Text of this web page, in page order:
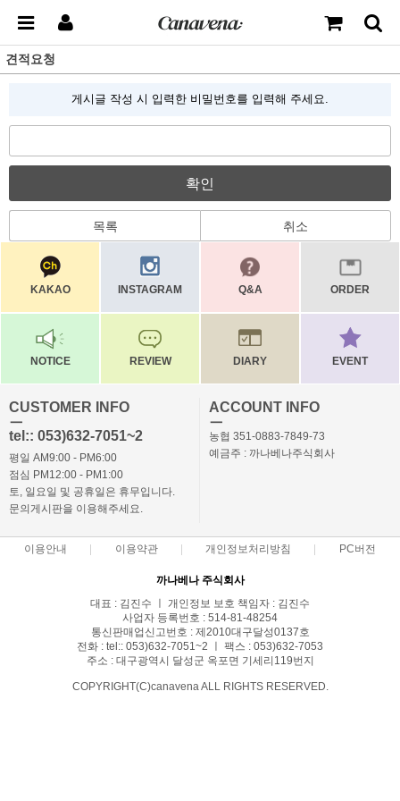
견적요청
게시글 작성 시 입력한 비밀번호를 입력해 주세요.
확인
목록 취소
KAKAO INSTAGRAM Q&A ORDER
NOTICE REVIEW DIARY EVENT
CUSTOMER INFO
ㅡ
tel:: 053)632-7051~2
평일 AM9:00 - PM6:00
점심 PM12:00 - PM1:00
토, 일요일 및 공휴일은 휴무입니다.
문의게시판을 이용해주세요.
ACCOUNT INFO
ㅡ
농협 351-0883-7849-73
예금주 : 까나베나주식회사
이용안내 이용약관 개인정보처리방침 PC버전
까나베나 주식회사
대표 : 김진수 ㅣ 개인정보 보호 책임자 : 김진수
사업자 등록번호 : 514-81-48254
통신판매업신고번호 : 제2010대구달성0137호
전화 : tel:: 053)632-7051~2 ㅣ 팩스 : 053)632-7053
주소 : 대구광역시 달성군 옥포면 기세리119번지
COPYRIGHT(C)canavena ALL RIGHTS RESERVED.